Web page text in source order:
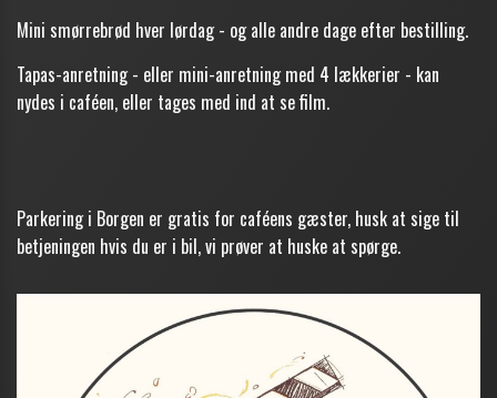
Mini smørrebrød hver lørdag - og alle andre dage efter bestilling.
Tapas-anretning - eller mini-anretning med 4 lækkerier - kan
nydes i caféen, eller tages med ind at se film.
Parkering i Borgen er gratis for caféens gæster, husk at sige til
betjeningen hvis du er i bil, vi prøver at huske at spørge.